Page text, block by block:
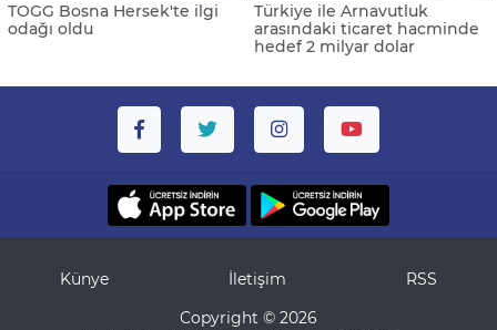
TOGG Bosna Hersek'te ilgi
odağı oldu
Türkiye ile Arnavutluk
arasındaki ticaret hacminde
hedef 2 milyar dolar
Künye İletişim
RSS
Copyright © 2026